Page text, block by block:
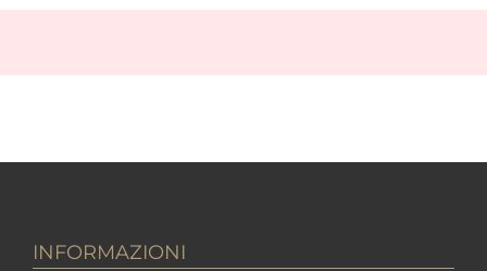
INFORMAZIONI